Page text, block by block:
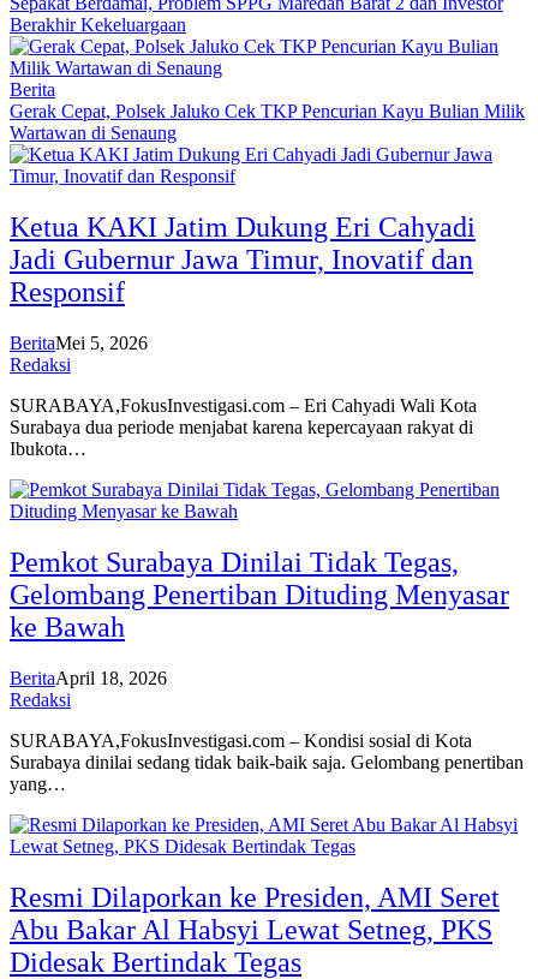
Berakhir Kekeluargaan
Berita
Gerak Cepat, Polsek Jaluko Cek TKP Pencurian Kayu Bulian Milik
Wartawan di Senaung
Ketua KAKI Jatim Dukung Eri Cahyadi
Jadi Gubernur Jawa Timur, Inovatif dan
Responsif
BeritaMei 5, 2026
Redaksi
SURABAYA,FokusInvestigasi.com – Eri Cahyadi Wali Kota
Surabaya dua periode menjabat karena kepercayaan rakyat di
Ibukota…
Pemkot Surabaya Dinilai Tidak Tegas,
Gelombang Penertiban Dituding Menyasar
ke Bawah
BeritaApril 18, 2026
Redaksi
SURABAYA,FokusInvestigasi.com – Kondisi sosial di Kota
Surabaya dinilai sedang tidak baik-baik saja. Gelombang penertiban
yang…
Resmi Dilaporkan ke Presiden, AMI Seret
Abu Bakar Al Habsyi Lewat Setneg, PKS
Didesak Bertindak Tegas